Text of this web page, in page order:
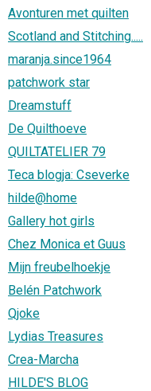
Avonturen met quilten
Scotland and Stitching.....
maranja.since1964
patchwork star
Dreamstuff
De Quilthoeve
QUILTATELIER 79
Teca blogja: Cseverke
hilde@home
Gallery hot girls
Chez Monica et Guus
Mijn freubelhoekje
Belén Patchwork
Qjoke
Lydias Treasures
Crea-Marcha
HILDE'S BLOG